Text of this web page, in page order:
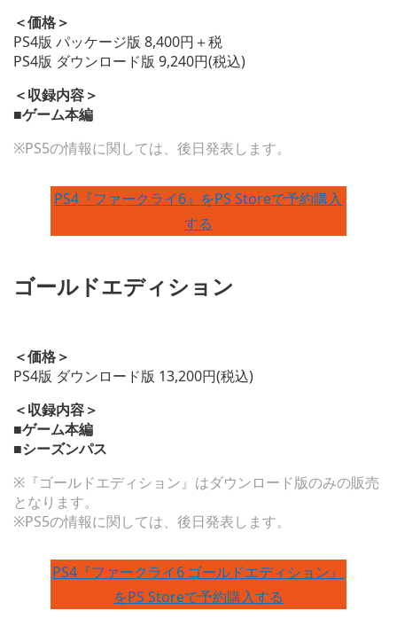
＜価格＞
PS4版 パッケージ版 8,400円＋税
PS4版 ダウンロード版 9,240円(税込)
＜収録内容＞
■ゲーム本編
※PS5の情報に関しては、後日発表します。
PS4『ファークライ6』をPS Storeで予約購入
する
ゴールドエディション
＜価格＞
PS4版 ダウンロード版 13,200円(税込)
＜収録内容＞
■ゲーム本編
■シーズンパス
※『ゴールドエディション』はダウンロード版のみの販売
となります。
※PS5の情報に関しては、後日発表します。
PS4『ファークライ6 ゴールドエディション』
をPS Storeで予約購入する